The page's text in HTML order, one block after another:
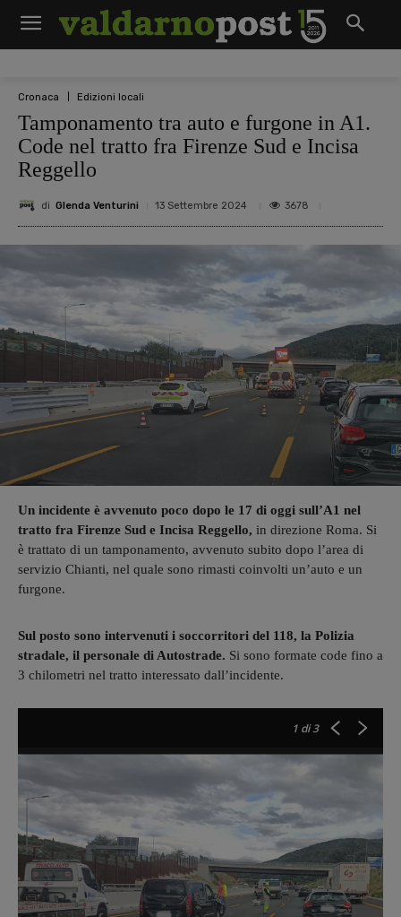
Cronaca Edizioni locali
Tamponamento tra auto e furgone in A1.
Code nel tratto fra Firenze Sud e Incisa
Reggello
di Glenda Venturini 13 Settembre 2024 3678
Un incidente è avvenuto poco dopo le 17 di oggi sull’A1 nel
tratto fra Firenze Sud e Incisa Reggello, in direzione Roma. Si
è trattato di un tamponamento, avvenuto subito dopo l’area di
servizio Chianti, nel quale sono rimasti coinvolti un’auto e un
furgone.
Sul posto sono intervenuti i soccorritori del 118, la Polizia
stradale, il personale di Autostrade. Si sono formate code fino a
3 chilometri nel tratto interessato dall’incidente.
1 di 3